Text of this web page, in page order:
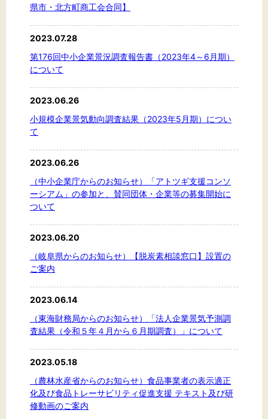
県市・北方町商工会合同】
2023.07.28
第176回中小企業景況調査報告書（2023年4～6月期）
について
2023.06.26
小規模企業景気動向調査結果（2023年5月期）につい
て
2023.06.26
（中小企業庁からのお知らせ）「アトツギ支援コンソ
ーシアム」の参加と、賛同団体・企業等の募集開始に
ついて
2023.06.20
（岐阜県からのお知らせ）【脱炭素相談窓口】設置の
ご案内
2023.06.14
（東海財務局からのお知らせ）「法人企業景気予測調
査結果（令和５年４月から６月期調査）」について
2023.05.18
（農林水産省からのお知らせ）食品事業者の表示適正
化及び食品トレーサビリティ促進支援 テキスト及び研
修動画のご案内